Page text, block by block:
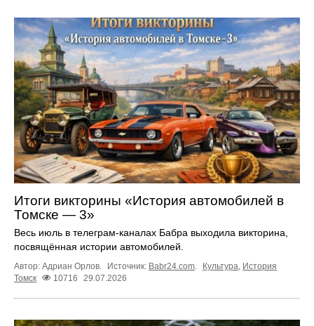
Итоги викторины «История автомобилей в
Томске — 3»
Весь июль в телеграм‑каналах Бабра выходила викторина,
посвящённая истории автомобилей.
Автор: Адриан Орлов. Источник: Babr24.com. Культура, История
Томск
10716 29.07.2026